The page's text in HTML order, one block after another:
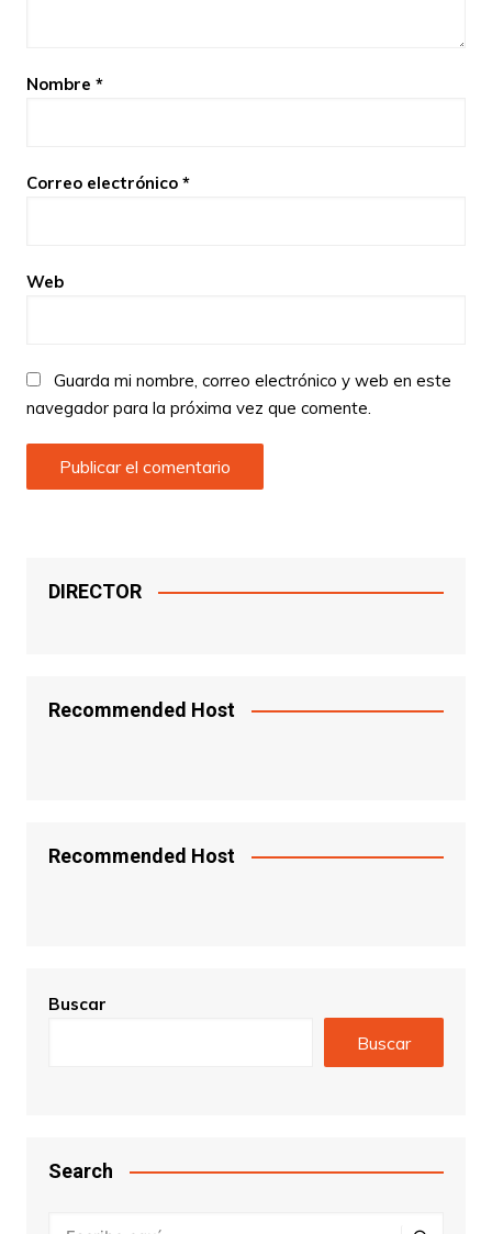
Nombre *
Correo electrónico *
Web
Guarda mi nombre, correo electrónico y web en este
navegador para la próxima vez que comente.
DIRECTOR
Recommended Host
Recommended Host
Buscar
Buscar
Search